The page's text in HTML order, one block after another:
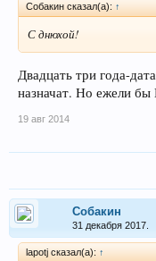
Собакин сказал(а): ↑
С днюхой!
Двадцать три года-
назначат. Но ежели
19 авг 2014
Собакин
31 декабря 2017.
lapotj сказал(а): ↑